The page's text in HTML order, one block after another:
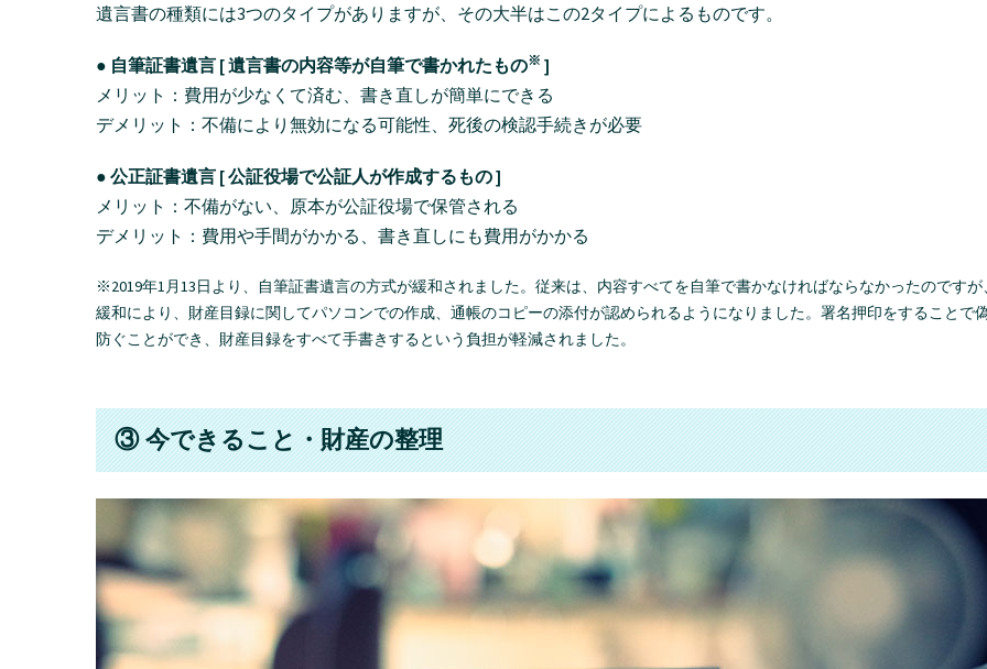
遺言書の種類には3つのタイプがありますが、その大半はこの2タイプによるものです。
● 自筆証書遺言 [ 遺言書の内容等が自筆で書かれたもの※ ]
メリット：費用が少なくて済む、書き直しが簡単にできる
デメリット：不備により無効になる可能性、死後の検認手続きが必要
● 公正証書遺言 [ 公証役場で公証人が作成するもの ]
メリット：不備がない、原本が公証役場で保管される
デメリット：費用や手間がかかる、書き直しにも費用がかかる
※2019年1月13日より、自筆証書遺言の方式が緩和されました。従来は、内容すべてを自筆で書かなければならなかったのですが
緩和により、財産目録に関してパソコンでの作成、通帳のコピーの添付が認められるようになりました。署名押印をすることで
防ぐことができ、財産目録をすべて手書きするという負担が軽減されました。
③ 今できること・財産の整理